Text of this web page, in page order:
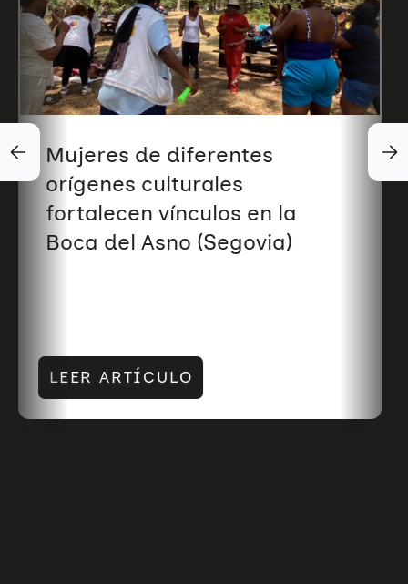
Mujeres de diferentes
orígenes culturales
fortalecen vínculos en la
Boca del Asno (Segovia)
LEER ARTÍCULO